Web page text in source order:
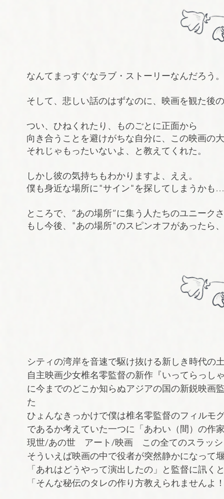
なんてまっすぐなラブ・ストーリーなんだろう。
そして、悲しい話のはずなのに、映画を観た後
つい、ひねくれたり、ものごとに正面から
向き合うことを避けがちな自分に、この映画の
それじゃもったいないよ、と教えてくれた。
しかし彼の気持ちもわかりますよ、ええ。
僕も身近な場所に"サイン"を探してしまうかも
ところで、“あの場所”に集う人たちのユニーク
もし今後、"あの場所"のスピンオフがあったら
シティの湾岸を音速で駆け抜ける新しき時代の
自主映画少女椎名零監督の新作『いってらっし
に今までのどこか知らぬアジアの国の新鋭映画
た
ひょんなきっかけで僕は椎名零監督のフィルモ
であるか考えていた一つに「あわい（間）の
現世/あの世 アート/映画 この全てのスラッシ
そういえば映画の中で役者が突然静かになって
「あれはどうやって演出したの」と監督に訊く
「そんな秘伝のタレの作り方教えられません